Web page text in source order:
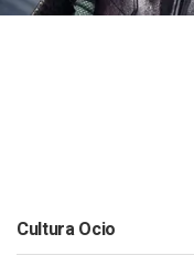
Cultura Ocio